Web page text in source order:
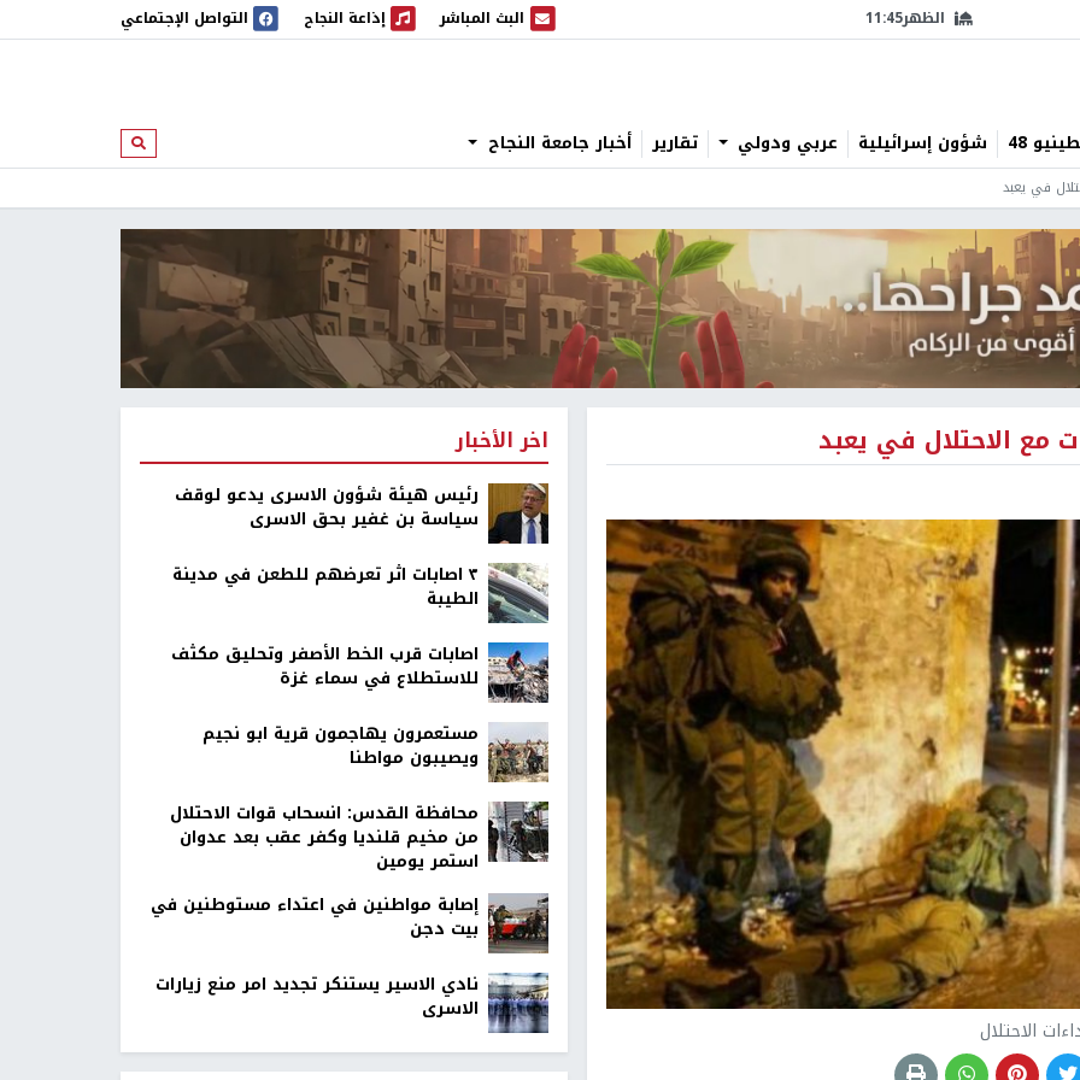
الظهر11:45 البث المباشر
البث المباشر إذاعة النجاح
إذاعة النجاح التواصل الإجتماعي
48 شؤون إسرائيلية عربي ودولي تقارير أخبار جامعة النجاح ابحث
في يعبد
مع الاحتلال في يعبد
الاحتلال
اخر الأخبار
رئيس هيئة شؤون الاسرى يدعو لوقف
سياسة بن غفير بحق الاسرى
٣ اصابات اثر تعرضهم للطعن في مدينة
الطيبة
اصابات قرب الخط الأصفر وتحليق مكثف
للاستطلاع في سماء غزة
مستعمرون يهاجمون قرية ابو نجيم
ويصيبون مواطنا
محافظة القدس: انسحاب قوات الاحتلال
من مخيم قلنديا وكفر عقب بعد عدوان
استمر يومين
إصابة مواطنين في اعتداء مستوطنين في
بيت دجن
نادي الاسير يستنكر تجديد امر منع زيارات
الاسرى